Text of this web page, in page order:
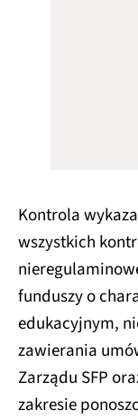
Kontrola
wszystkich
funduszy o
edukacyjnym,
zawierania
Zarządu SFP
zakresie